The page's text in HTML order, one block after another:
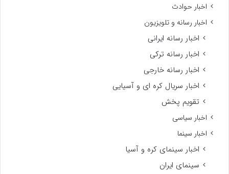
اخبار حوادث
اخبار رسانه و تلویزیون
اخبار رسانه ایرانی
اخبار رسانه ترکی
اخبار رسانه خارجی
اخبار سریال کره ای و آسیایی
تقویم پخش
اخبار سیاسی
اخبار سینما
اخبار سینمای کره و آسیا
سینمای ایران